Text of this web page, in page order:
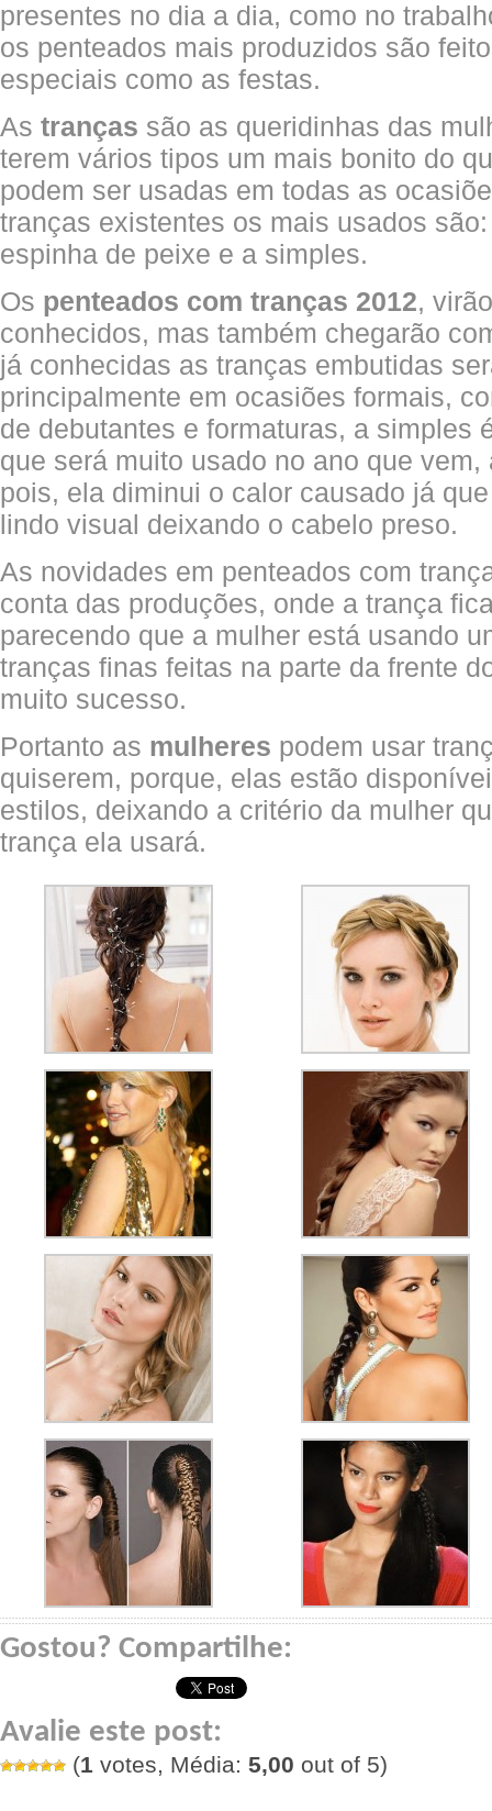
presentes no dia a dia, como no
os penteados mais produzidos são
especiais como as festas.
As tranças são as queridinhas das
terem vários tipos um mais bonito do
podem ser usadas em todas as
tranças existentes os mais usados
espinha de peixe e a simples.
Os penteados com tranças 2012,
conhecidos, mas também chegarão
já conhecidas as tranças embutidas
principalmente em ocasiões formais,
de debutantes e formaturas, a simples
que será muito usado no ano que
pois, ela diminui o calor causado já
lindo visual deixando o cabelo preso.
As novidades em penteados com
conta das produções, onde a trança
parecendo que a mulher está usando
tranças finas feitas na parte da frente
muito sucesso.
Portanto as mulheres podem usar
quiserem, porque, elas estão
estilos, deixando a critério da mulher
trança ela usará.
Gostou? Compartilhe:
Avalie este post:
(1 votes, Média: 5,00 out of 5)